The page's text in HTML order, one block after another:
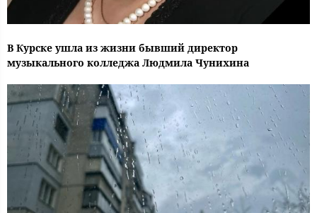
В Курске ушла из жизни бывший директор
музыкального колледжа Людмила Чунихина